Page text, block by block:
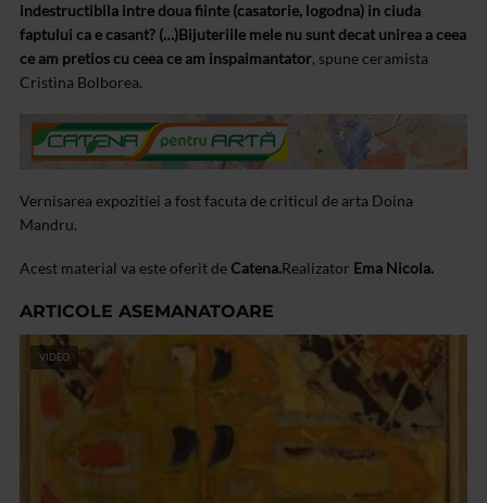
indestructibila intre doua fiinte (casatorie, logodna) in ciuda
faptului ca e casant? (…)Bijuteriile mele nu sunt decat unirea a ceea
ce am pretios cu ceea ce am inspaimantator, spune ceramista
Cristina Bolborea.
Vernisarea expozitiei a fost facuta de criticul de arta Doina
Mandru.
Acest material va este oferit de Catena.Realizator Ema Nicola.
ARTICOLE ASEMANATOARE
VIDEO